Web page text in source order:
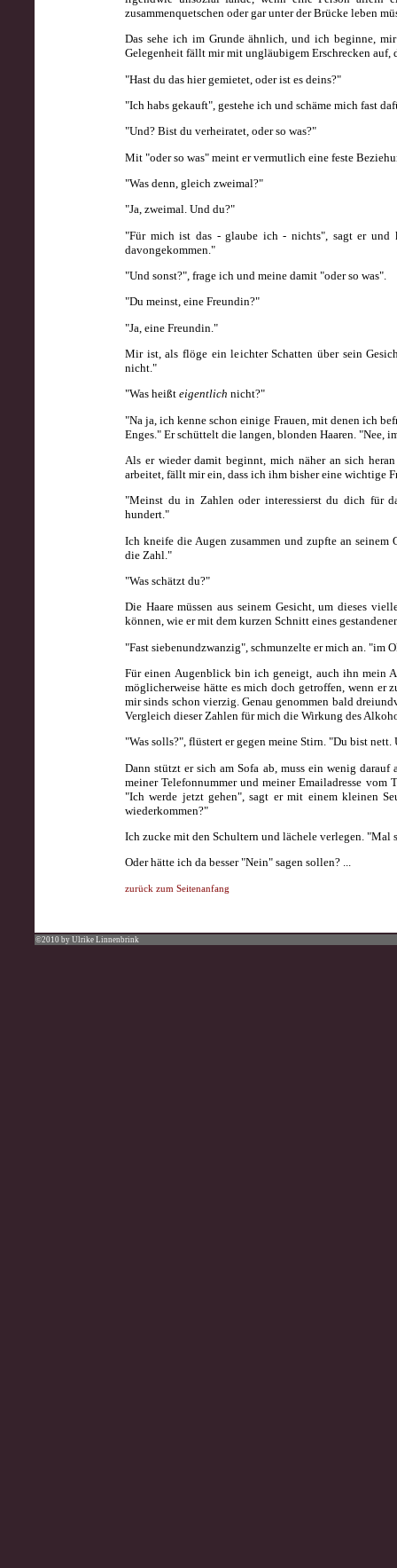
zusammenquetschen oder gar unter der Brücke leben
Das sehe ich im Grunde ähnlich, und ich beginne,
Gelegenheit fällt mir mit ungläubigem Erschrecken
"Hast du das hier gemietet, oder ist es deins?"
"Ich habs gekauft", gestehe ich und schäme mich fast
"Und? Bist du verheiratet, oder so was?"
Mit "oder so was" meint er vermutlich eine feste
"Was denn, gleich zweimal?"
"Ja, zweimal. Und du?"
"Für mich ist das - glaube ich - nichts", sagt er und
davongekommen."
"Und sonst?", frage ich und meine damit "oder so was".
"Du meinst, eine Freundin?"
"Ja, eine Freundin."
Mir ist, als flöge ein leichter Schatten über sein
nicht."
"Was heißt eigentlich nicht?"
"Na ja, ich kenne schon einige Frauen, mit denen ich
Enges." Er schüttelt die langen, blonden Haaren. "Nee,
Als er wieder damit beginnt, mich näher an sich
arbeitet, fällt mir ein, dass ich ihm bisher eine wichtige
"Meinst du in Zahlen oder interessierst du dich für
hundert."
Ich kneife die Augen zusammen und zupfte an seinem
die Zahl."
"Was schätzt du?"
Die Haare müssen aus seinem Gesicht, um dieses
können, wie er mit dem kurzen Schnitt eines
"Fast siebenundzwanzig", schmunzelte er mich an. "im
Für einen Augenblick bin ich geneigt, auch ihn mein
möglicherweise hätte es mich doch getroffen, wenn er
mir sinds schon vierzig. Genau genommen bald
Vergleich dieser Zahlen für mich die Wirkung des
"Was solls?", flüstert er gegen meine Stirn. "Du bist
Dann stützt er sich am Sofa ab, muss ein wenig
meiner Telefonnummer und meiner Emailadresse
"Ich werde jetzt gehen", sagt er mit einem kleinen
wiederkommen?"
Ich zucke mit den Schultern und lächele verlegen. "Mal
Oder hätte ich da besser "Nein" sagen sollen? ...
zurück zum Seitenanfang
©2010 by Ulrike Linnenbrink